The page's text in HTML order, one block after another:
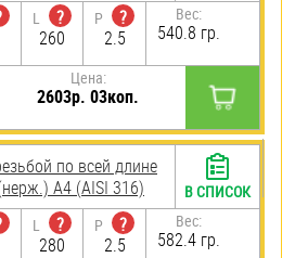
L
?
260
P
?
2.5
Вес:
540.8 гр.
Цена:
2603р. 03коп.
по всей длине
A4 (AISI 316)
L
?
280
P
?
2.5
Вес:
582.4 гр.
В СПИСОК